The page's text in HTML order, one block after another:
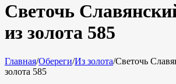
Светочь
из золота 585
Главная/Обереги/Из золота/Светочь
золота 585